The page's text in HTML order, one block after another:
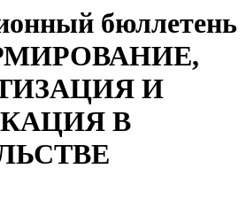
бюллетень
И
В